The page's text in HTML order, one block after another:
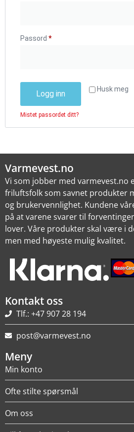
Passord *
Husk meg
Logg inn
Mistet passordet ditt?
Varmevest.no
Vi som jobber med varmevest.no
friluftsfolk som savnet produkter
og brukervennlighet. Kundene
på at varene svarer til
lover. Våre produkter skal være i
men med høyeste mulig kvalitet.
Kontakt oss
Tlf.: +47 907 28 194
post@varmevest.no
Meny
Min konto
Ofte stilte spørsmål
Om oss